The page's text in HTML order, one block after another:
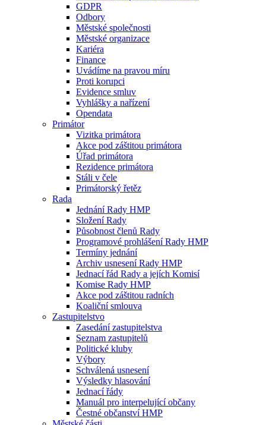
GDPR
Odbory
Městské společnosti
Městské organizace
Kariéra
Finance
Uvádíme na pravou míru
Proti korupci
Evidence smluv
Vyhlášky a nařízení
Opendata
Primátor
Vizitka primátora
Akce pod záštitou primátora
Úřad primátora
Rezidence primátora
Stáli v čele
Primátorský řetěz
Rada
Jednání Rady HMP
Složení Rady
Působnost členů Rady
Programové prohlášení Rady HMP
Termíny jednání
Archiv usnesení Rady HMP
Jednací řád Rady a jejích Komisí
Komise Rady HMP
Akce pod záštitou radních
Koaliční smlouva
Zastupitelstvo
Zasedání zastupitelstva
Seznam zastupitelů
Politické kluby
Výbory
Schválená usnesení
Výsledky hlasování
Jednací řády
Manuál pro interpelující občany
Čestné občanství HMP